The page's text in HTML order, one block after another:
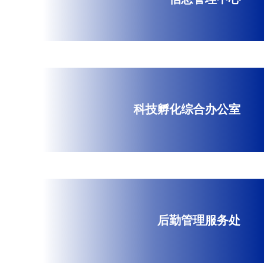
科技孵化综合办公室
后勤管理服务处